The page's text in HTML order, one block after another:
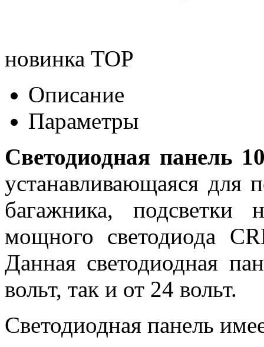
новинка TOP
Описание
Параметры
Светодиодная панель
устанавливающаяся для
багажника,
мощного светодиода
Данная светодиодная
вольт, так и от 24 вольт.
Светодиодная панель